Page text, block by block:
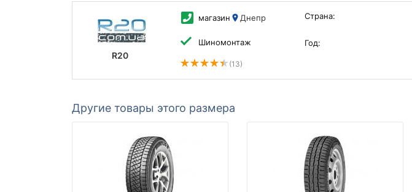
R20
магазин Днепр
Шиномонтаж
(13)
Страна:
Год:
Другие товары этого размера